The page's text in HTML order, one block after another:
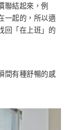
聯結起來，例
一起的，所以適
回「在上班」的
間有種舒暢的感